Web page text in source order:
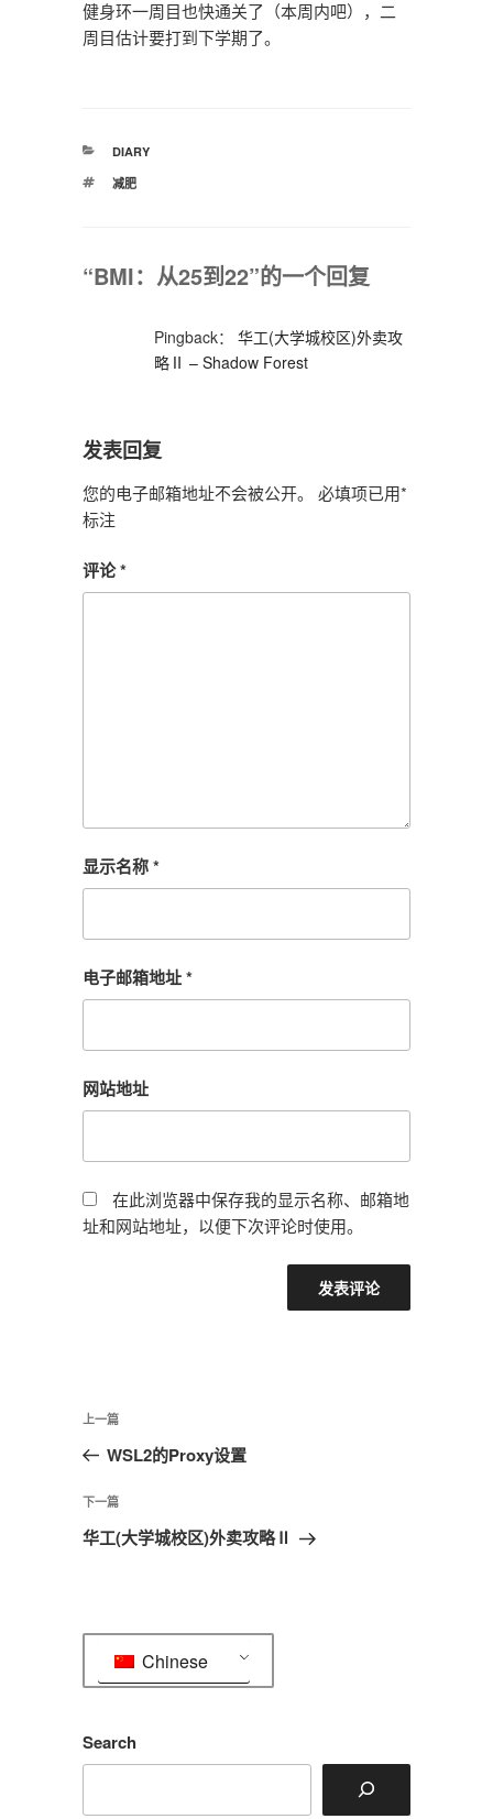
健身环一周目也快通关了（本周内吧），二
周目估计要打到下学期了。
分
DIARY
标
减肥
“BMI：从25到22”的一个回复
Pingback： 华工(大学城校区)外卖攻
略Ⅱ – Shadow Forest
发表回复
您的电子邮箱地址不会被公开。 必填项已用*
标注
评论*
显示名称*
电子邮箱地址*
网站地址
在此浏览器中保存我的显示名称、邮箱地
址和网站地址，以便下次评论时使用。
文
导
航
上
一
文
章
上一篇
WSL2的Proxy设置
下
一
下一篇
华工(大学城校区)外卖攻略Ⅱ
Chinese
Search